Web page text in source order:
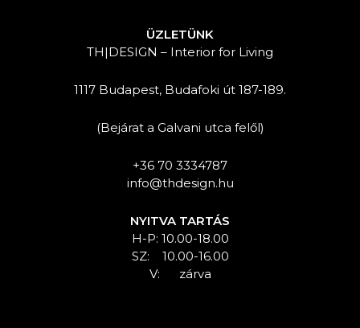
ÜZLETÜNK
TH|DESIGN – Interior for Living
1117 Budapest, Budafoki út 187-189.
(Bejárat a Galvani utca felől)
+36 70 3334787
info@thdesign.hu
NYITVA TARTÁS
H-P: 10.00-18.00
SZ: 10.00-16.00
V: zárva